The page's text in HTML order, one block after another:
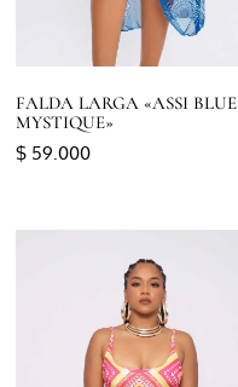
FALDA LARGA «ASSI BLUE
MYSTIQUE»
$ 59.000